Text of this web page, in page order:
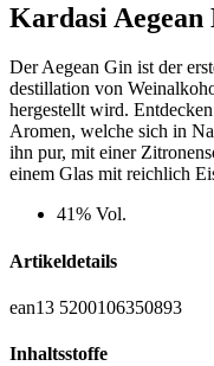
Kardasi
Der Aegean Gin ist der
destillation von
hergestellt wird.
Aromen, welche sich in
ihn pur, mit einer
einem Glas mit reichlich
41% Vol.
Artikeldetails
ean13 5200106350893
Inhaltsstoffe